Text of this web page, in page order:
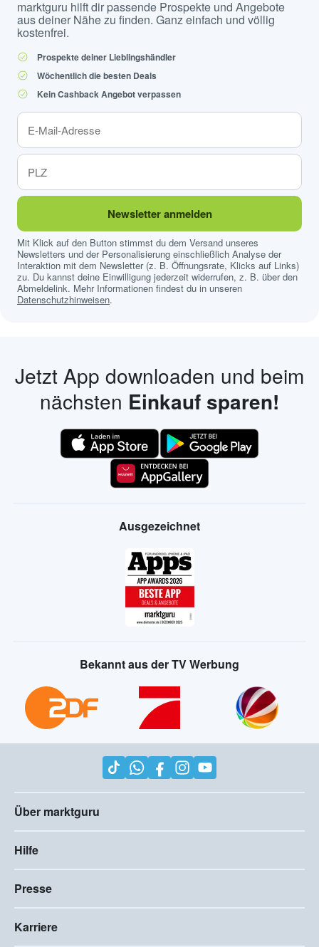
marktguru hilft dir passende Prospekte und Angebote
aus deiner Nähe zu finden. Ganz einfach und völlig
kostenfrei.
Prospekte deiner Lieblingshändler
Wöchentlich die besten Deals
Kein Cashback Angebot verpassen
Newsletter anmelden
Mit Klick auf den Button stimmst du dem Versand unseres
Newsletters und der Personalisierung einschließlich Analyse der
Interaktion mit dem Newsletter (z. B. Öffnungsrate, Klicks auf Links)
zu. Du kannst deine Einwilligung jederzeit widerrufen, z. B. über den
Abmeldelink. Mehr Informationen findest du in unseren
Datenschutzhinweisen.
Jetzt App downloaden und beim
nächsten Einkauf sparen!
Ausgezeichnet
Bekannt aus der TV Werbung
Über marktguru
Hilfe
Presse
Karriere